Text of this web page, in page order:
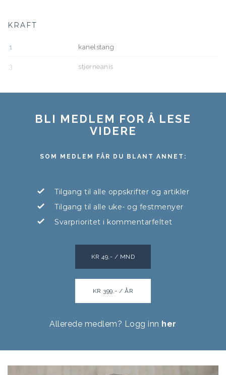
KRAFT
1 kanelstang
3 stjerneanis
BLI MEDLEM FOR Å LESE
VIDERE
SOM MEDLEM FÅR DU BLANT ANNET:
Tilgang til alle oppskrifter og artikler
Tilgang til alle uke- og festmenyer
Svarprioritet i kommentarfeltet
KR 49,- / MND
KR 399,- / ÅR
Allerede medlem? Logg inn her